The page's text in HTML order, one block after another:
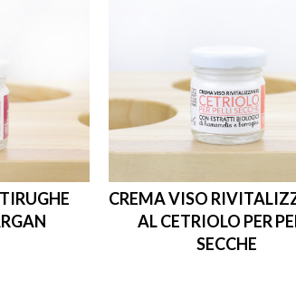
CREMA VISO
AL CETRIOLO PER
SECCHE